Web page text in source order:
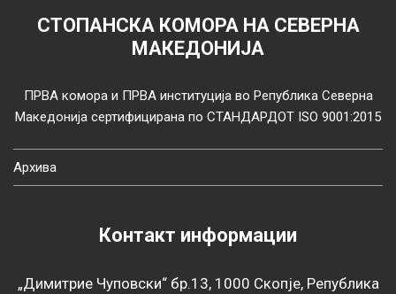
СТОПАНСКА КОМОРА НА СЕВЕРНА
МАКЕДОНИЈА
ПРВА комора и ПРВА институција во Република Северна
Македонија сертифицирана по СТАНДАРДОТ ISO 9001:2015
Архива
Контакт информации
„Димитрие Чуповски“ бр.13, 1000 Скопје, Република